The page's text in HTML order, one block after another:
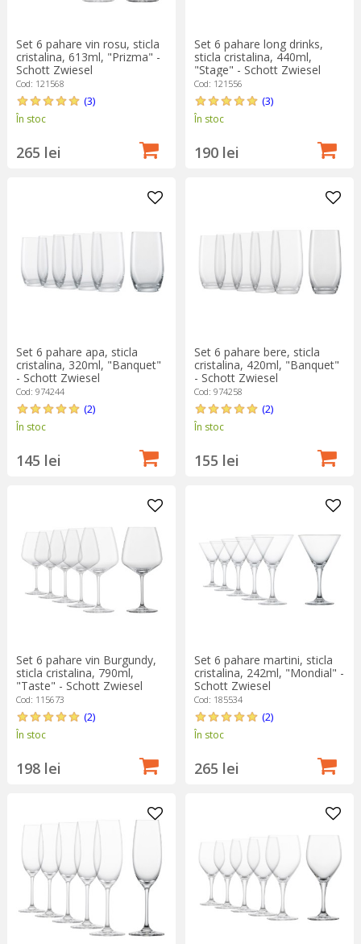
eleganței și contribuie la plăcerea de a savura o băutură. La
urma urmei, nu își dorește nimeni să bea vinul dincăni și cești
de ceai, nu-i așa?
Set 6 pahare vin rosu, sticla
cristalina, 613ml, "Prizma" -
Schott Zwiesel
Cod: 121568
(3)
În stoc
265 lei
Set 6 pahare long drinks,
sticla cristalina, 440ml,
"Stage" - Schott Zwiesel
Cod: 121556
(3)
În stoc
190 lei
Set 6 pahare apa, sticla
cristalina, 320ml, "Banquet"
- Schott Zwiesel
Cod: 974244
(2)
În stoc
145 lei
Set 6 pahare bere, sticla
cristalina, 420ml, "Banquet"
- Schott Zwiesel
Cod: 974258
(2)
În stoc
155 lei
Set 6 pahare vin Burgundy,
sticla cristalina, 790ml,
"Taste" - Schott Zwiesel
Cod: 115673
(2)
În stoc
198 lei
Set 6 pahare martini, sticla
cristalina, 242ml, "Mondial" -
Schott Zwiesel
Cod: 185534
(2)
În stoc
265 lei